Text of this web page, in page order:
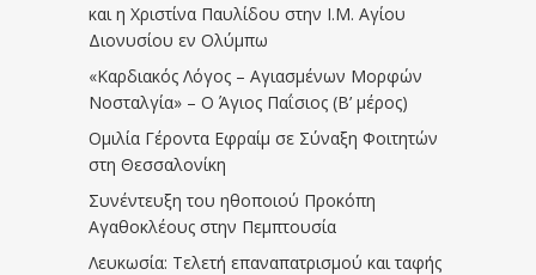
και η Χριστίνα Παυλίδου στην Ι.Μ. Αγίου
Διονυσίου εν Ολύμπω
«Καρδιακός Λόγος – Αγιασμένων Μορφών
Νοσταλγία» – Ο Άγιος Παΐσιος (Β’ μέρος)
Ομιλία Γέροντα Εφραίμ σε Σύναξη Φοιτητών
στη Θεσσαλονίκη
Συνέντευξη του ηθοποιού Προκόπη
Αγαθοκλέους στην Πεμπτουσία
Λευκωσία: Τελετή επαναπατρισμού και ταφής